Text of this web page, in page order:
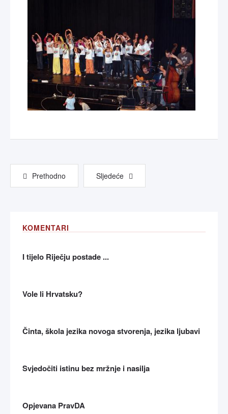
Prethodno Sljedeće
KOMENTARI
I tijelo Riječju postade ...
Vole li Hrvatsku?
Činta, škola jezika novoga stvorenja, jezika ljubavi
Svjedočiti istinu bez mržnje i nasilja
Opjevana PravDA